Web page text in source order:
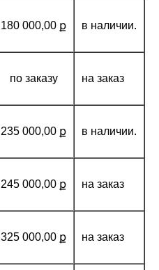
180 000,00 ք в наличии.
по заказу на заказ
235 000,00 ք в наличии.
245 000,00 ք на заказ
325 000,00 ք на заказ